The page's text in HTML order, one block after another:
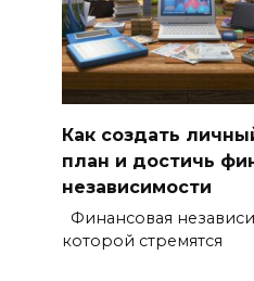
Как создать
план и достичь
независимости
Финансовая
которой стремятся